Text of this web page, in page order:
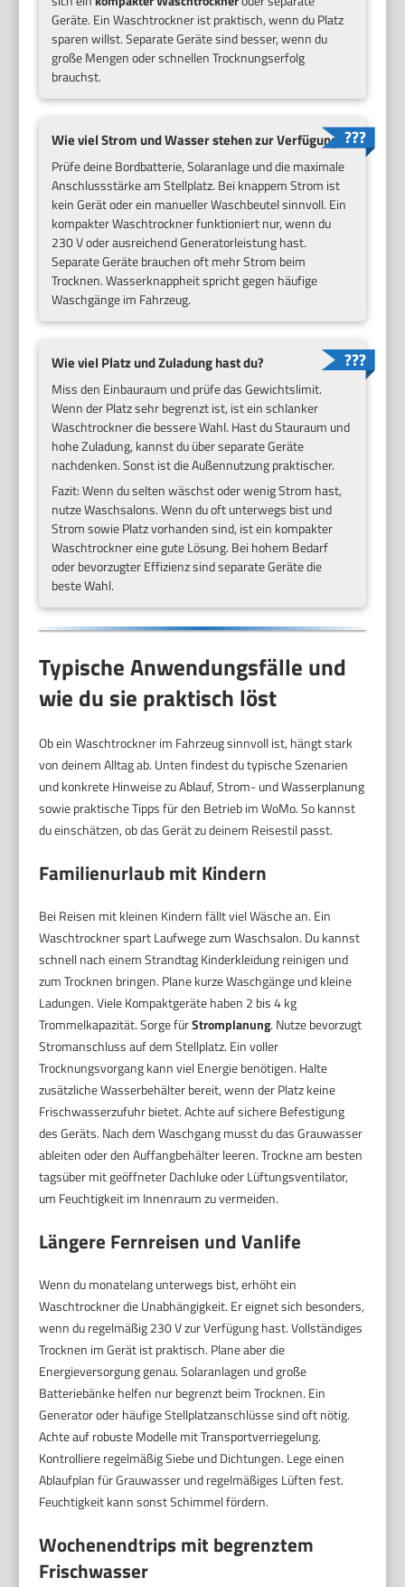
Geräte. Ein Waschtrockner ist praktisch, wenn du Platz
sparen willst. Separate Geräte sind besser, wenn du
große Mengen oder schnellen Trocknungserfolg
brauchst.
Wie viel Strom und Wasser stehen zur Verfügung?
Prüfe deine Bordbatterie, Solaranlage und die maximale
Anschlussstärke am Stellplatz. Bei knappem Strom ist
kein Gerät oder ein manueller Waschbeutel sinnvoll. Ein
kompakter Waschtrockner funktioniert nur, wenn du
230 V oder ausreichend Generatorleistung hast.
Separate Geräte brauchen oft mehr Strom beim
Trocknen. Wasserknappheit spricht gegen häufige
Waschgänge im Fahrzeug.
Wie viel Platz und Zuladung hast du?
Miss den Einbauraum und prüfe das Gewichtslimit.
Wenn der Platz sehr begrenzt ist, ist ein schlanker
Waschtrockner die bessere Wahl. Hast du Stauraum und
hohe Zuladung, kannst du über separate Geräte
nachdenken. Sonst ist die Außennutzung praktischer.
Fazit: Wenn du selten wäschst oder wenig Strom hast,
nutze Waschsalons. Wenn du oft unterwegs bist und
Strom sowie Platz vorhanden sind, ist ein kompakter
Waschtrockner eine gute Lösung. Bei hohem Bedarf
oder bevorzugter Effizienz sind separate Geräte die
beste Wahl.
Typische Anwendungsfälle und
wie du sie praktisch löst
Ob ein Waschtrockner im Fahrzeug sinnvoll ist, hängt stark
von deinem Alltag ab. Unten findest du typische Szenarien
und konkrete Hinweise zu Ablauf, Strom- und Wasserplanung
sowie praktische Tipps für den Betrieb im WoMo. So kannst
du einschätzen, ob das Gerät zu deinem Reisestil passt.
Familienurlaub mit Kindern
Bei Reisen mit kleinen Kindern fällt viel Wäsche an. Ein
Waschtrockner spart Laufwege zum Waschsalon. Du kannst
schnell nach einem Strandtag Kinderkleidung reinigen und
zum Trocknen bringen. Plane kurze Waschgänge und kleine
Ladungen. Viele Kompaktgeräte haben 2 bis 4 kg
Trommelkapazität. Sorge fürStromplanung. Nutze bevorzugt
Stromanschluss auf dem Stellplatz. Ein voller
Trocknungsvorgang kann viel Energie benötigen. Halte
zusätzliche Wasserbehälter bereit, wenn der Platz keine
Frischwasserzufuhr bietet. Achte auf sichere Befestigung
des Geräts. Nach dem Waschgang musst du das Grauwasser
ableiten oder den Auffangbehälter leeren. Trockne am besten
tagsüber mit geöffneter Dachluke oder Lüftungsventilator,
um Feuchtigkeit im Innenraum zu vermeiden.
Längere Fernreisen und Vanlife
Wenn du monatelang unterwegs bist, erhöht ein
Waschtrockner die Unabhängigkeit. Er eignet sich besonders,
wenn du regelmäßig 230 V zur Verfügung hast. Vollständiges
Trocknen im Gerät ist praktisch. Plane aber die
Energieversorgung genau. Solaranlagen und große
Batteriebänke helfen nur begrenzt beim Trocknen. Ein
Generator oder häufige Stellplatzanschlüsse sind oft nötig.
Achte auf robuste Modelle mit Transportverriegelung.
Kontrolliere regelmäßig Siebe und Dichtungen. Lege einen
Ablaufplan für Grauwasser und regelmäßiges Lüften fest.
Feuchtigkeit kann sonst Schimmel fördern.
Wochenendtrips mit begrenztem
Frischwasser